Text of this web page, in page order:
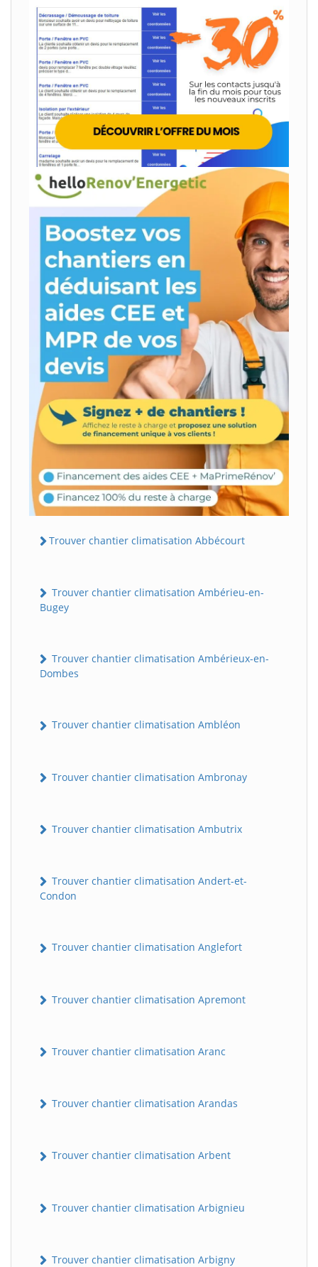
Trouver chantier climatisation Abbécourt
Trouver chantier climatisation Ambérieu-en-
Bugey
Trouver chantier climatisation Ambérieux-en-
Dombes
Trouver chantier climatisation Ambléon
Trouver chantier climatisation Ambronay
Trouver chantier climatisation Ambutrix
Trouver chantier climatisation Andert-et-
Condon
Trouver chantier climatisation Anglefort
Trouver chantier climatisation Apremont
Trouver chantier climatisation Aranc
Trouver chantier climatisation Arandas
Trouver chantier climatisation Arbent
Trouver chantier climatisation Arbignieu
Trouver chantier climatisation Arbigny